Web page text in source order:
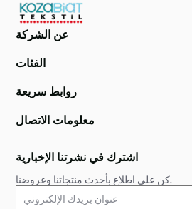
عن الشركة
الفئات
روابط سريعة
معلومات الاتصال
اشترك في نشرتنا الإخبارية
كن على اطلاع بأحدث منتجاتنا وعروضنا.